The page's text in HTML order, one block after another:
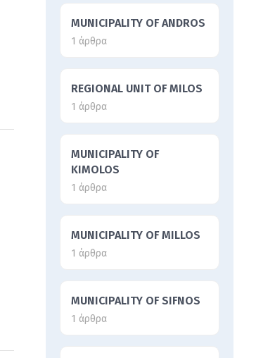
MUNICIPALITY OF ANDROS
1 άρθρα
REGIONAL UNIT OF MILOS
1 άρθρα
MUNICIPALITY OF
KIMOLOS
1 άρθρα
MUNICIPALITY OF MILLOS
1 άρθρα
MUNICIPALITY OF SIFNOS
1 άρθρα